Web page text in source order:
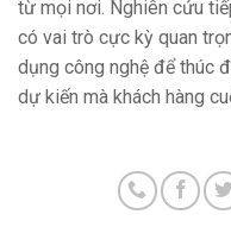
từ mọi nơi. Nghiên cứu
có vai trò cực kỳ quan
dụng công nghệ để thúc
dự kiến ​​mà khách hàng